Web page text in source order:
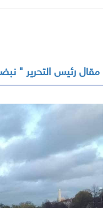
مقال رئيس التحرير "